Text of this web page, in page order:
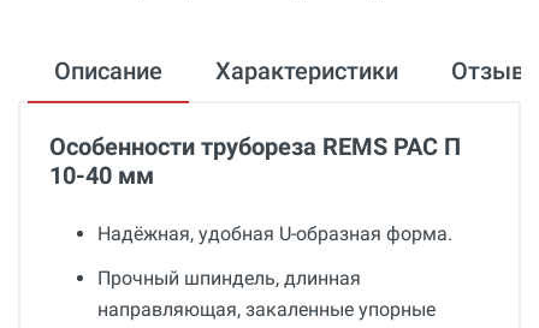
Описание Характеристики
Особенности трубореза REMS РАС П
10-40 мм
Надёжная, удобная U-образная форма.
Прочный шпиндель, длинная
направляющая, закаленные упорные